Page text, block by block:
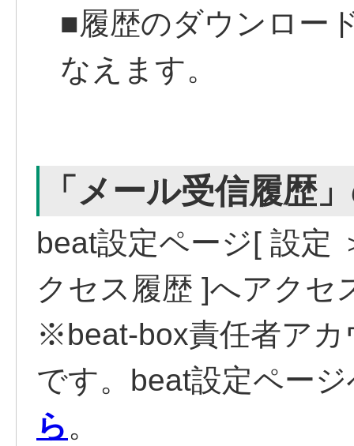
■履歴のダウンロー
なえます。
「メール受信履歴
beat設定ページ[ 設定
クセス履歴 ]へアクセ
※beat-box責任者ア
です。beat設定ペー
ら 。